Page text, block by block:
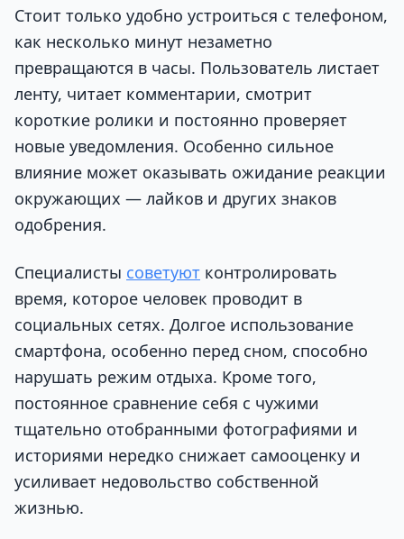
Стоит только удобно устроиться с телефоном,
как несколько минут незаметно
превращаются в часы. Пользователь листает
ленту, читает комментарии, смотрит
короткие ролики и постоянно проверяет
новые уведомления. Особенно сильное
влияние может оказывать ожидание реакции
окружающих — лайков и других знаков
одобрения.
Специалисты советуют контролировать
время, которое человек проводит в
социальных сетях. Долгое использование
смартфона, особенно перед сном, способно
нарушать режим отдыха. Кроме того,
постоянное сравнение себя с чужими
тщательно отобранными фотографиями и
историями нередко снижает самооценку и
усиливает недовольство собственной
жизнью.